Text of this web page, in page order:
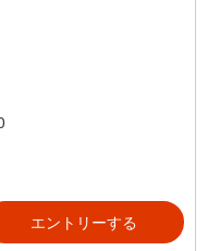
くださいね！
エントリーする